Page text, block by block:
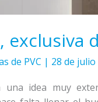
exclusiva
de PVC | 28 de julio
una idea muy